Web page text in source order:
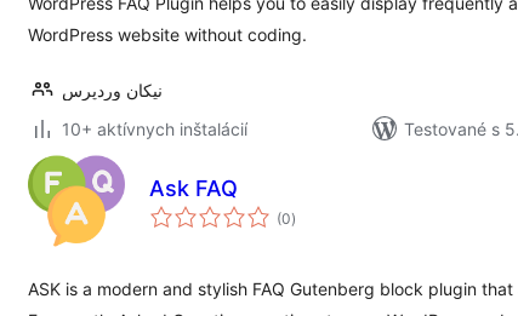
WordPress website without coding.
نیکان وردپرس
10+ aktívnych inštalácií
Testované s
Ask FAQ
(0celkové
hodnotenie
)
ASK is a modern and stylish FAQ Gutenberg block plugin